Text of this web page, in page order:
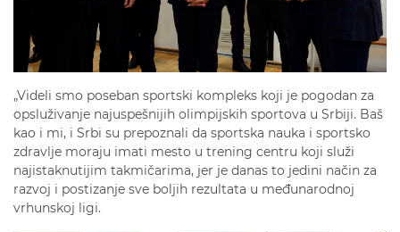
„Videli smo poseban sportski kompleks koji je pogodan za
opsluživanje najuspešnijih olimpijskih sportova u Srbiji. Baš
kao i mi, i Srbi su prepoznali da sportska nauka i sportsko
zdravlje moraju imati mesto u trening centru koji služi
najistaknutijim takmičarima, jer je danas to jedini način za
razvoj i postizanje sve boljih rezultata u međunarodnoj
vrhunskoj ligi.